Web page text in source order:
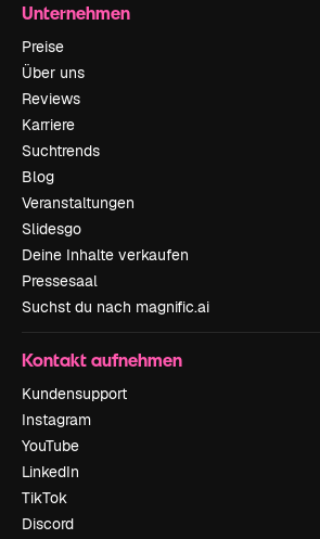
Unternehmen
Preise
Über uns
Reviews
Karriere
Suchtrends
Blog
Veranstaltungen
Slidesgo
Deine Inhalte verkaufen
Pressesaal
Suchst du nach magnific.ai
Kontakt aufnehmen
Kundensupport
Instagram
YouTube
LinkedIn
TikTok
Discord